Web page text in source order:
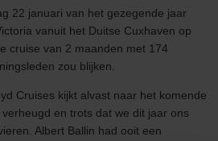
22 januari van het gezegende jaar
vanuit het Duitse Cuxhaven op
cruise van 2 maanden met 174
zou blijken.
Cruises kijkt alvast naar het komende
en trots dat we dit jaar ons
Albert Ballin had ooit een